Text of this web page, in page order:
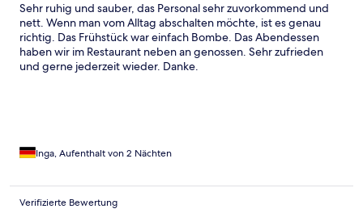
Sehr ruhig und sauber, das Personal sehr zuvorkommend und
nett. Wenn man vom Alltag abschalten möchte, ist es genau
richtig. Das Frühstück war einfach Bombe. Das Abendessen
haben wir im Restaurant neben an genossen. Sehr zufrieden
und gerne jederzeit wieder. Danke.
Inga, Aufenthalt von 2 Nächten
Verifizierte Bewertung